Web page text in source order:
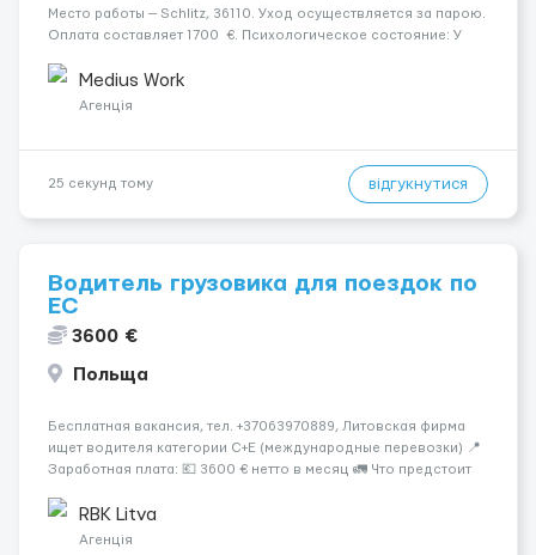
Место работы — Schlitz, 36110. Уход осуществляется за парою.
Оплата составляет 1700 €. Психологическое состояние: У
Чоловік мобільний з ходунками (ролатор, палиц...
Medius Work
Агенція
25 секунд тому відгукнутися
Водитель грузовика для поездок по
ЕС
3600 €
Польща
Бесплатная вакансия, тел. +37063970889, Литовская фирма
ищет водителя категории C+E (международные перевозки) 📍
Заработная плата: 💶 3600 € нетто в месяц 🚛 Что предстоит
рефрижераторах. В среднем 400–500 км в день. Погрузки и
разгрузки...
RBK Litva
Агенція